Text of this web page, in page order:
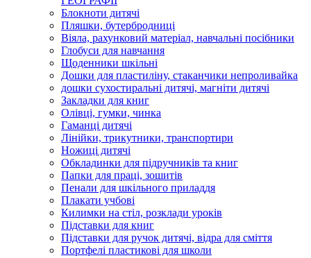
Блокноти дитячі
Пляшки, бутербродниці
Віяла, рахунковий матеріал, навчальні посібники
Глобуси для навчання
Щоденники шкільні
Дошки для пластиліну, стаканчики непроливайка
дошки сухостиральні дитячі, магніти дитячі
Закладки для книг
Олівці, гумки, чинка
Гаманці дитячі
Лінійки, трикутники, транспортири
Ножиці дитячі
Обкладинки для підручників та книг
Папки для праці, зошитів
Пенали для шкільного приладдя
Плакати учбові
Килимки на стіл, розклади уроків
Підставки для книг
Підставки для ручок дитячі, відра для сміття
Портфелі пластикові для школи